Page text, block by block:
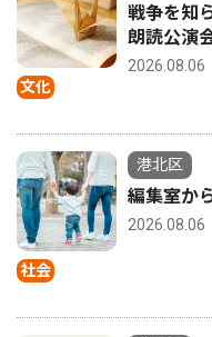
文化
戦争を知
朗読公演
2026.08.06
社会
港北区
編集室か
2026.08.06